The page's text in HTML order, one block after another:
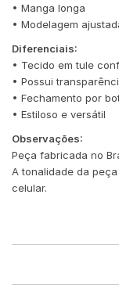
• Manga longa
• Modelagem
Diferenciais:
• Tecido em tule
• Possui
• Fechamento por
• Estiloso e versátil
Observações:
Peça fabricada no
A tonalidade da
celular.